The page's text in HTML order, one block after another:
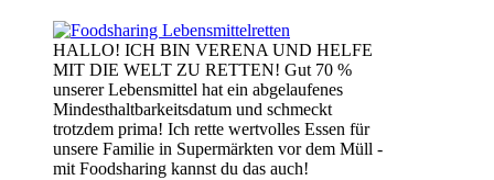
HALLO! ICH BIN VERENA UND HELFE
MIT DIE WELT ZU RETTEN! Gut 70 %
unserer Lebensmittel hat ein abgelaufenes
Mindesthaltbarkeitsdatum und schmeckt
trotzdem prima! Ich rette wertvolles Essen für
unsere Familie in Supermärkten vor dem Müll -
mit Foodsharing kannst du das auch!